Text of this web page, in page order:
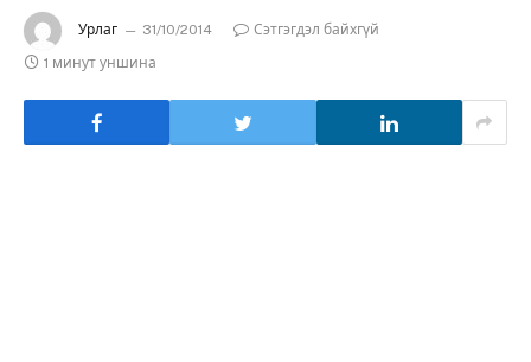
Урлаг 31/10/2014
Сэтгэгдэл байхгүй
1 минут уншина